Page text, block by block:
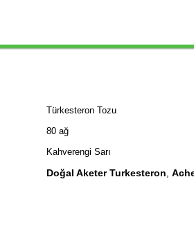
Türkesteron Tozu
80 ağ
Kahverengi Sarı
Doğal Aketer Turkesteron,